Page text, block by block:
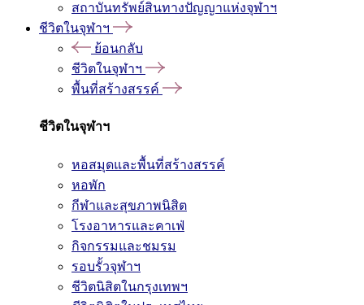
สถาบันทรัพย์สินทางปัญญาแห่งจุฬาฯ
ชีวิตในจุฬาฯ
ย้อนกลับ
ชีวิตในจุฬาฯ
พื้นที่สร้างสรรค์
ชีวิตในจุฬาฯ
หอสมุดและพื้นที่สร้างสรรค์
หอพัก
กีฬาและสุขภาพนิสิต
โรงอาหารและคาเฟ่
กิจกรรมและชมรม
รอบรั้วจุฬาฯ
ชีวิตนิสิตในกรุงเทพฯ